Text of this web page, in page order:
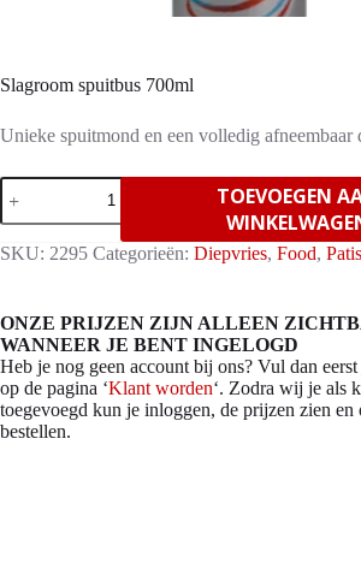
Slagroom spuitbus 700ml
Unieke spuitmond en een volledig afneembaar
Slagroom
spuitbus
700ml
aantal
TOEVOEGEN
SKU: 2295 Categorieën: Diepvries, Food,
ONZE PRIJZEN ZIJN ALLEEN
WANNEER JE BENT INGELOGD
Heb je nog geen account bij ons? Vul dan
op de pagina ‘Klant worden‘. Zodra wij je als
toegevoegd kun je inloggen, de prijzen zien en
bestellen.